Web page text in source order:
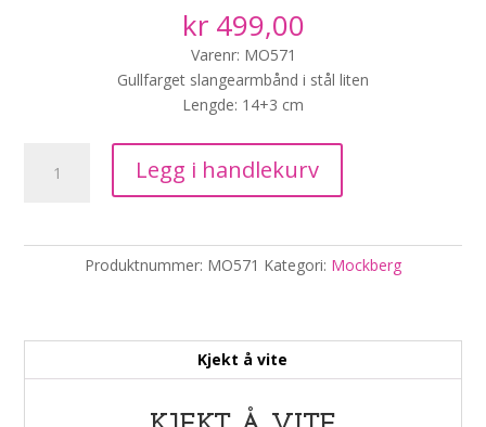
kr499,00
Varenr: MO571
Gullfarget slangearmbånd i stål liten
Lengde: 14+3 cm
Snake
Legg i handlekurv
Produktnummer: MO571 Kategori: Mockberg
Kjekt å vite